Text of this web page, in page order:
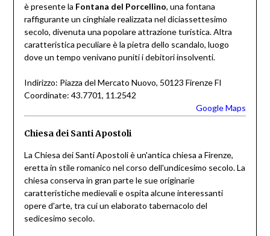
è presente la Fontana del Porcellino, una fontana
raffigurante un cinghiale realizzata nel diciassettesimo
secolo, divenuta una popolare attrazione turistica. Altra
caratteristica peculiare è la pietra dello scandalo, luogo
dove un tempo venivano puniti i debitori insolventi.
Indirizzo: Piazza del Mercato Nuovo, 50123 Firenze FI
Coordinate: 43.7701, 11.2542
Google Maps
Chiesa dei Santi Apostoli
La Chiesa dei Santi Apostoli è un'antica chiesa a Firenze,
eretta in stile romanico nel corso dell'undicesimo secolo. La
chiesa conserva in gran parte le sue originarie
caratteristiche medievali e ospita alcune interessanti
opere d'arte, tra cui un elaborato tabernacolo del
sedicesimo secolo.